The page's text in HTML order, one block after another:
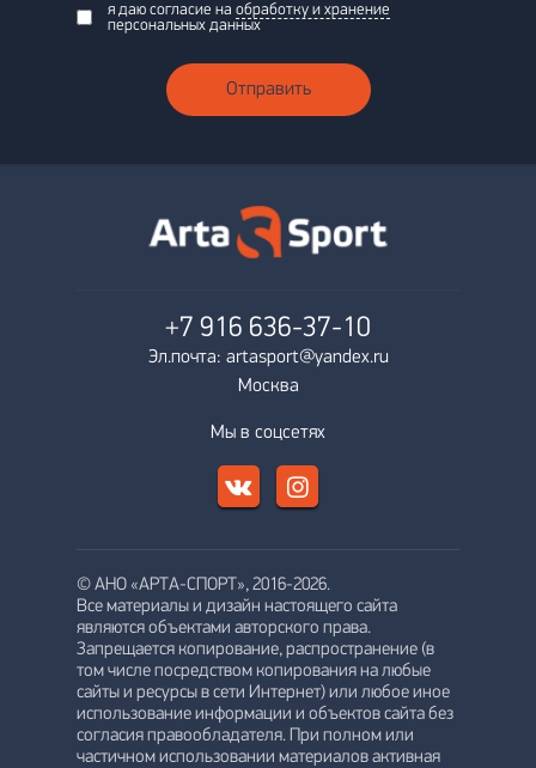
я даю согласие на обработку и хранение
персональных данных
Отправить
+7 916 636-37-10
Эл.почта: artasport@yandex.ru
Москва
Мы в соцсетях
© АНО «АРТА-СПОРТ», 2016-2026.
Все материалы и дизайн настоящего сайта
являются объектами авторского права.
Запрещается копирование, распространение (в
том числе посредством копирования на любые
сайты и ресурсы в сети Интернет) или любое иное
использование информации и объектов сайта без
согласия правообладателя. При полном или
частичном использовании материалов активная